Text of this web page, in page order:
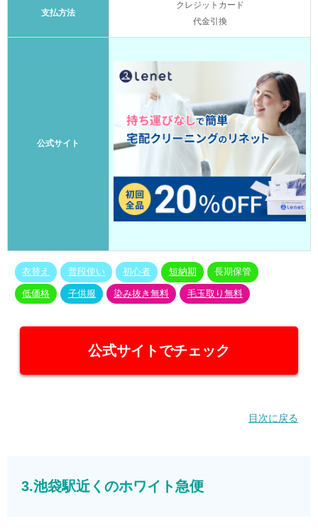
支払方法
クレジットカード
代金引換
公式サイト
衣替え 普段使い 初心者 短納期 長期保管
低価格 子供服 染み抜き無料 毛玉取り無料
公式サイトでチェック
目次に戻る
3.池袋駅近くのホワイト急便